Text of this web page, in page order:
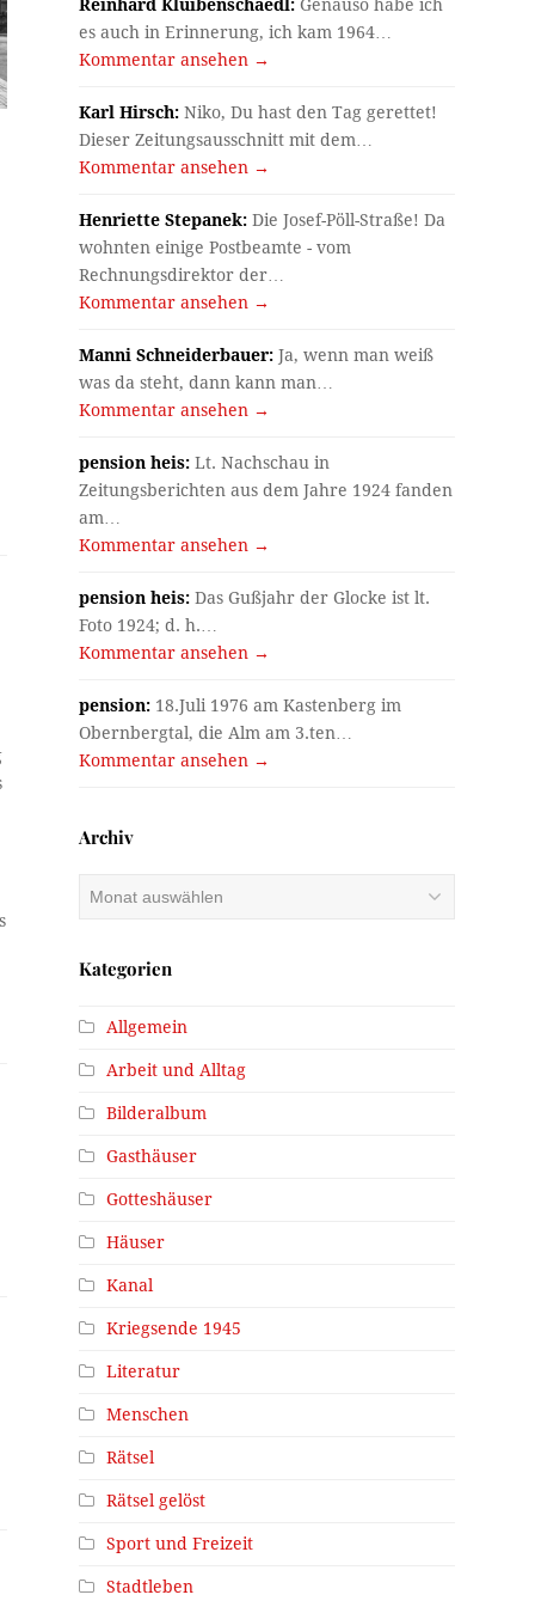
Reinhard Kluibenschaedl: Genauso habe ich
es auch in Erinnerung, ich kam 1964…
Kommentar ansehen →
Karl Hirsch: Niko, Du hast den Tag gerettet!
Dieser Zeitungsausschnitt mit dem…
Kommentar ansehen →
Henriette Stepanek: Die Josef-Pöll-Straße! Da
wohnten einige Postbeamte - vom
Rechnungsdirektor der…
Kommentar ansehen →
Manni Schneiderbauer: Ja, wenn man weiß
was da steht, dann kann man…
Kommentar ansehen →
pension heis: Lt. Nachschau in
Zeitungsberichten aus dem Jahre 1924 fanden
am…
Kommentar ansehen →
pension heis: Das Gußjahr der Glocke ist lt.
Foto 1924; d. h.…
Kommentar ansehen →
pension: 18.Juli 1976 am Kastenberg im
Obernbergtal, die Alm am 3.ten…
Kommentar ansehen →
Archiv
Archiv
Kategorien
Allgemein
Arbeit und Alltag
Bilderalbum
Gasthäuser
Gotteshäuser
Häuser
Kanal
Kriegsende 1945
Literatur
Menschen
Rätsel
Rätsel gelöst
Sport und Freizeit
Stadtleben